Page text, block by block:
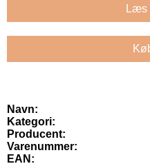
Læs
Navn:
Kategori:
Producent:
Varenummer:
EAN: